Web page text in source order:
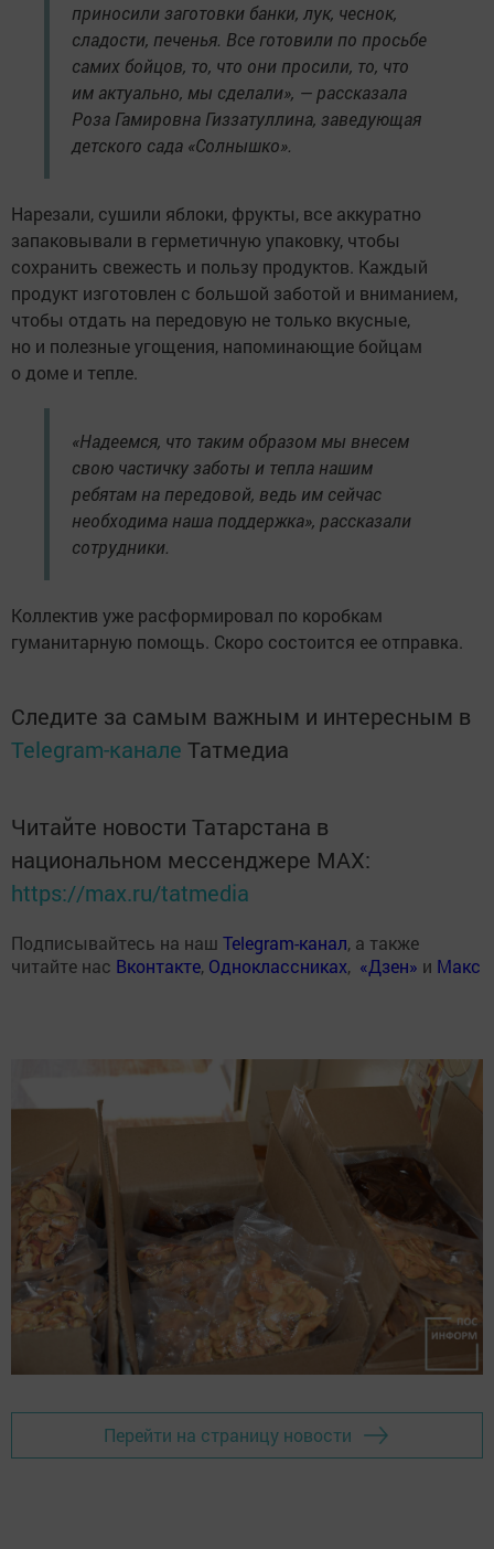
приносили заготовки банки, лук, чеснок,
сладости, печенья. Все готовили по просьбе
самих бойцов, то, что они просили, то, что
им актуально, мы сделали», — рассказала
Роза Гамировна Гиззатуллина, заведующая
детского сада «Солнышко».
Нарезали, сушили яблоки, фрукты, все аккуратно
запаковывали в герметичную упаковку, чтобы
сохранить свежесть и пользу продуктов. Каждый
продукт изготовлен с большой заботой и вниманием,
чтобы отдать на передовую не только вкусные,
но и полезные угощения, напоминающие бойцам
о доме и тепле.
«Надеемся, что таким образом мы внесем
свою частичку заботы и тепла нашим
ребятам на передовой, ведь им сейчас
необходима наша поддержка», рассказали
сотрудники.
Коллектив уже расформировал по коробкам
гуманитарную помощь. Скоро состоится ее отправка.
Следите за самым важным и интересным в
Telegram-канале Татмедиа
Читайте новости Татарстана в
национальном мессенджере MАХ:
https://max.ru/tatmedia
Подписывайтесь на наш Telegram-канал, а также
читайте нас Вконтакте, Одноклассниках, «Дзен» и Макс
Перейти на страницу новости